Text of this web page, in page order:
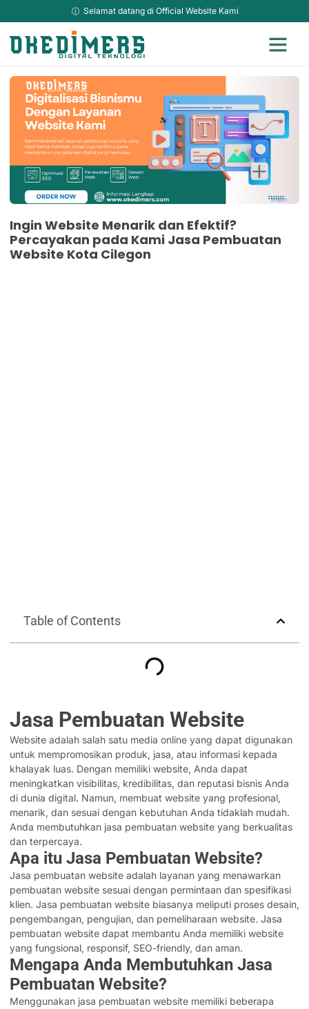
Selamat datang di Official Website Kami
Ingin Website Menarik dan Efektif?
Percayakan pada Kami Jasa Pembuatan
Website Kota Cilegon
Table of Contents
Jasa Pembuatan Website
Website adalah salah satu media online yang dapat digunakan
untuk mempromosikan produk, jasa, atau informasi kepada
khalayak luas. Dengan memiliki website, Anda dapat
meningkatkan visibilitas, kredibilitas, dan reputasi bisnis Anda
di dunia digital. Namun, membuat website yang profesional,
menarik, dan sesuai dengan kebutuhan Anda tidaklah mudah.
Anda membutuhkan jasa pembuatan website yang berkualitas
dan terpercaya.
Apa itu Jasa Pembuatan Website?
Jasa pembuatan website adalah layanan yang menawarkan
pembuatan website sesuai dengan permintaan dan spesifikasi
klien. Jasa pembuatan website biasanya meliputi proses desain,
pengembangan, pengujian, dan pemeliharaan website. Jasa
pembuatan website dapat membantu Anda memiliki website
yang fungsional, responsif, SEO-friendly, dan aman.
Mengapa Anda Membutuhkan Jasa
Pembuatan Website?
Menggunakan jasa pembuatan website memiliki beberapa